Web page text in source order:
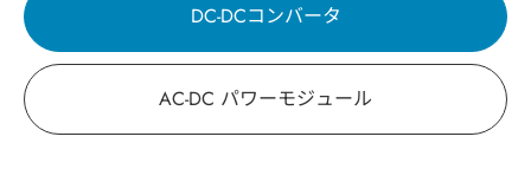
DC-DCコンバータ
AC-DC パワーモジュール
製品情報